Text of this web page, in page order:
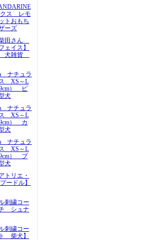
クス レモ
トおもち
ーズ
田さん
イス】
犬雑貨
ナチュラ
ス XS～L
） ピ
犬
ナチュラ
ス XS～L
） カ
犬
ナチュラ
ス XS～L
） ブ
犬
トリエ・
ードル】
刺繍コー
シュナ
刺繍コー
柴犬】